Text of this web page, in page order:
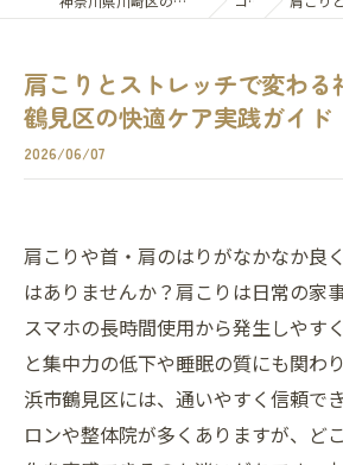
肩こりとストレッチで変わる
鶴見区の快適ケア実践ガイド
2026/06/07
肩こりや首・肩のはりがなかなか良
はありませんか？肩こりは日常の家
スマホの長時間使用から発生しやす
と集中力の低下や睡眠の質にも関わ
浜市鶴見区には、通いやすく信頼で
ロンや整体院が多くありますが、ど